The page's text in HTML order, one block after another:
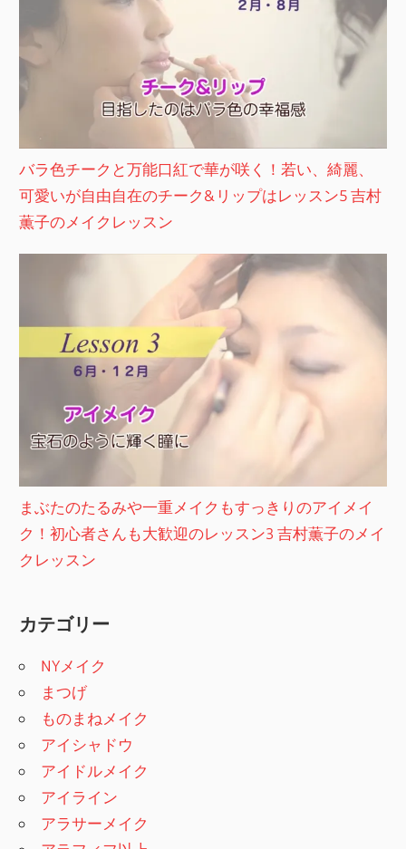
バラ色チークと万能口紅で華が咲く！若い、綺麗、
可愛いが自由自在のチーク&リップはレッスン5 吉村
薫子のメイクレッスン
まぶたのたるみや一重メイクもすっきりのアイメイ
ク！初心者さんも大歓迎のレッスン3 吉村薫子のメイ
クレッスン
カテゴリー
NYメイク
まつげ
ものまねメイク
アイシャドウ
アイドルメイク
アイライン
アラサーメイク